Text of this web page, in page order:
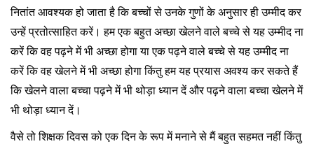
नितांत आवश्यक हो जाता है कि बच्चों से उनके गुणों के अनुसार ही उम्मीद कर
उन्हें प्रतोत्साहित करें। हम एक बहुत अच्छा खेलने वाले बच्चे से यह उम्मीद ना
करें कि वह पढ़ने में भी अच्छा होगा या एक पढ़ने वाले बच्चे से यह उम्मीद ना
करें कि वह खेलने में भी अच्छा होगा किंतु हम यह प्रयास अवश्य कर सकते हैं
कि खेलने वाला बच्चा पढ़ने में भी थोड़ा ध्यान दें और पढ़ने वाला बच्चा खेलने में
भी थोड़ा ध्यान दें।
वैसे तो शिक्षक दिवस को एक दिन के रूप में मनाने से मैं बहुत सहमत नहीं किंतु